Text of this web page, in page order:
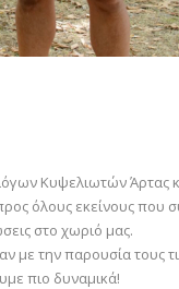
Κυψελιωτών Άρτας
όλους εκείνους που
στο χωριό μας.
με την παρουσία τους
πιο δυναμικά!